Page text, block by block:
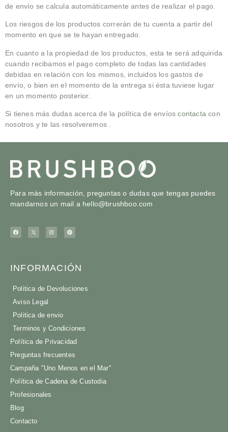
de envío se calcula automáticamente antes de realizar el pago.
Los riesgos de los productos correrán de tu cuenta a partir del
momento en que se te hayan entregado.
En cuanto a la propiedad de los productos, esta te será adquirida
cuando recibamos el pago completo de todas las cantidades
debidas en relación con los mismos, incluidos los gastos de
envío, o bien en el momento de la entrega si ésta tuviese lugar
en un momento posterior.
Si tienes más dudas acerca de la política de envíoscontacta con
nosotros y te las resolveremos .
Para más información, preguntas o dudas que tengas puedes
mandarnos un mail a hello@brushboo.com
INFORMACIÓN
Politica de Devoluciones
Aviso Legal
Politica de envio
Terminos y Condiciones
Política de Privacidad
Preguntas frecuentes
Campaña "Uno Menos en el Mar"
Política de Cadena de Custodia
Profesionales
Blog
Contacto